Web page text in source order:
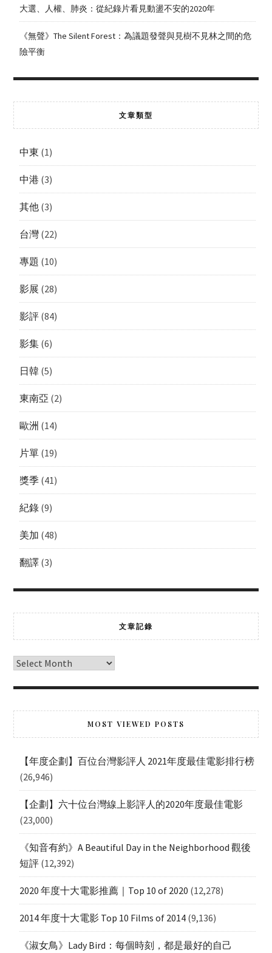
大選、人權、肺炎：從紀錄片看見動盪不安的2020年
《無聲》The Silent Forest：為議題發聲與見樹不見林之間的危
險平衡
文章類型
中東 (1)
中港 (3)
其他(3)
台灣(22)
專題 (10)
影展 (28)
影評(84)
影集(6)
日韓(5)
東南亞 (2)
歐洲 (14)
片單(19)
獎季(41)
紀錄(9)
美加 (48)
翻譯(3)
文章記錄
MOST VIEWED POSTS
【年度企劃】百位台灣影評人 2021年度最佳電影排行榜
(26,946)
【企劃】六十位台灣線上影評人的2020年度最佳電影
(23,000)
《知音有約》A Beautiful Day in the Neighborhood 觀後
短評 (12,392)
2020 年度十大電影推薦｜Top 10 of 2020 (12,278)
2014 年度十大電影 Top 10 Films of 2014 (9,136)
《淑女鳥》Lady Bird：每個時刻，都是最好的自己